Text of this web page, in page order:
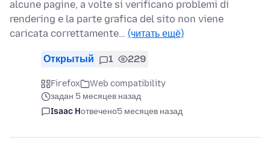
alcune pagine, a volte si verificano problemi di
rendering e la parte grafica del sito non viene
caricata correttamente… (читать ещё)
Открытый 1 229
Firefox
Web compatibility
задан 5 месяцев назад
Isaac Hотвечено5 месяцев назад